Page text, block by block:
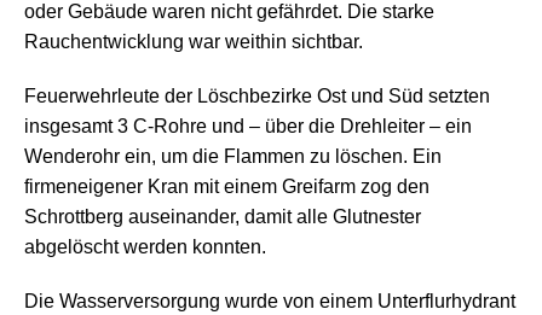
oder Gebäude waren nicht gefährdet. Die starke
Rauchentwicklung war weithin sichtbar.
Feuerwehrleute der Löschbezirke Ost und Süd setzten
insgesamt 3 C-Rohre und – über die Drehleiter – ein
Wenderohr ein, um die Flammen zu löschen. Ein
firmeneigener Kran mit einem Greifarm zog den
Schrottberg auseinander, damit alle Glutnester
abgelöscht werden konnten.
Die Wasserversorgung wurde von einem Unterflurhydrant